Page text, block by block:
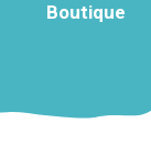
Boutique